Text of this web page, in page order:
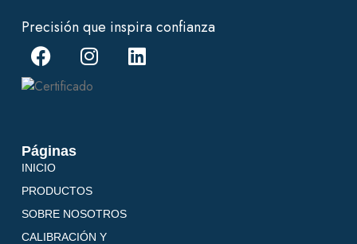
Precisión que inspira confianza
Páginas
INICIO
PRODUCTOS
SOBRE NOSOTROS
CALIBRACIÓN Y